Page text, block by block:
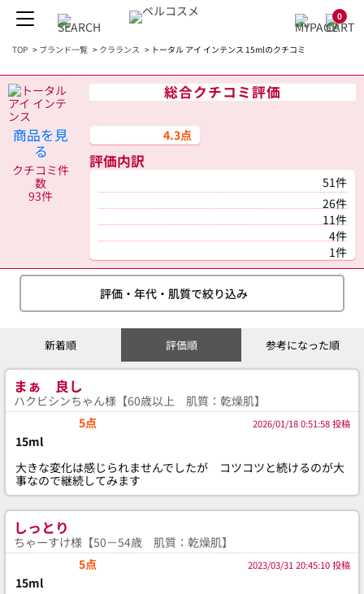
0
TOP > ブランド一覧 > クラランス > トータル アイ インテンス 15mlのクチコミ
商品を見
る
クチコミ件
数
93件
総合クチコミ評価
4.3点
評価内訳
51件
26件
11件
4件
1件
評価・年代・肌質で絞り込み
新着順 評価順 参考になった順
まぁ 良し
ハクビシンちゃん様【60歳以上 肌質：乾燥肌】
5点
2026/01/18 0:51:58 投稿
15ml
大きな変化は感じられませんでしたが コツコツと続けるのが大
事なので継続してみます
しっとり
ちゃーすけ様【50－54歳 肌質：乾燥肌】
5点
2023/03/31 20:45:10 投稿
15ml